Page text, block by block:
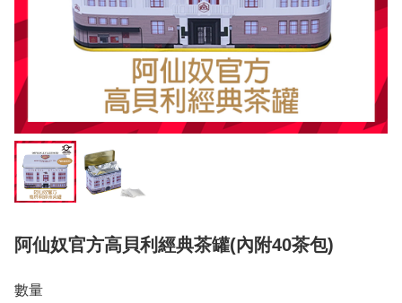
阿仙奴官方高貝利經典茶罐(內附40茶包)
數量